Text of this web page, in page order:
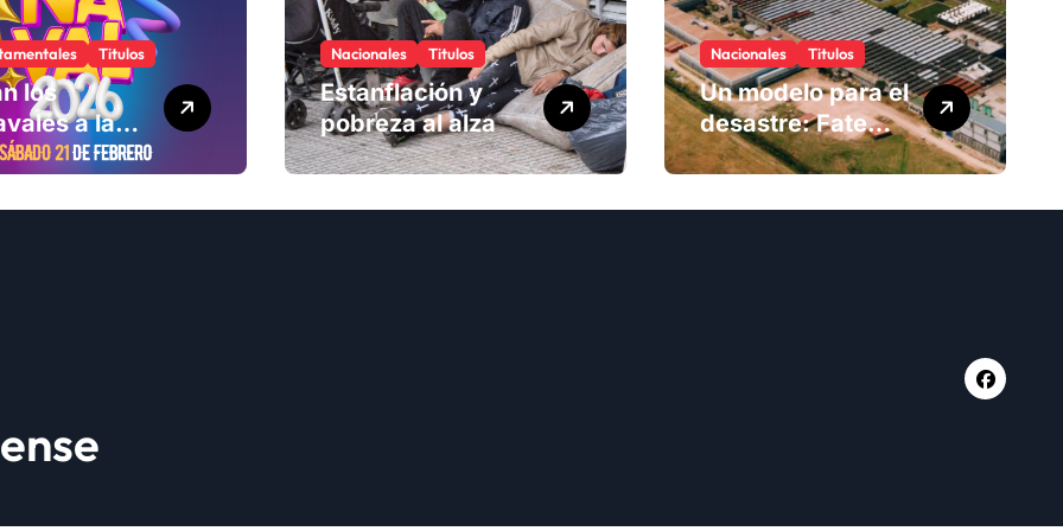
Titulos
los
a la
Nacionales Titulos
Estanflación y
pobreza al alza
Nacionales Titulos
Un modelo para el
desastre: Fate
anuncia su cierre
despide a más de